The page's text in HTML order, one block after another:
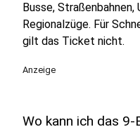
Busse, Straßenbahnen,
Regionalzüge. Für
gilt das Ticket nicht.
Anzeige
Wo kann ich das